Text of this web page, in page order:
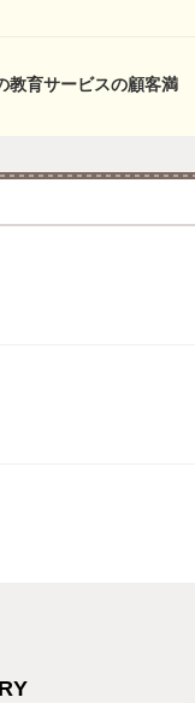
教育サービスの顧客満